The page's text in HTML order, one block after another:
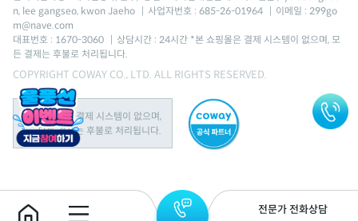
n, lee gangseo, kwon Jaeho
사업자번호 : 685-26-01964
이메일 : 299go
m@nave.com
대표번호 : 1670-3060
상담시간 : 24시간 *본 쇼핑몰은 결제 시스템이 없으며, 모
든 결제는 후불로 처리됩니다.
COPYRIGHT COWAY CO., LTD. ALL RIGHTS RESERVED.
본 쇼핑몰은 결제 시스템이 없으며,
모든 결제는 후불로 처리됩니다.
전문가 전화상담